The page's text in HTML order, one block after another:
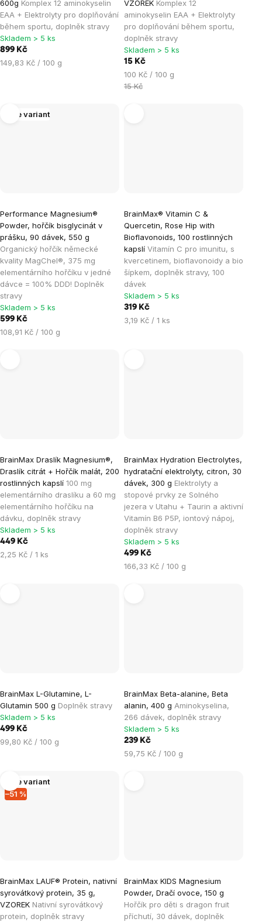
600g Komplex 12 aminokyselin
EAA + Elektrolyty pro doplňování
během sportu, doplněk stravy
Skladem > 5 ks
899 Kč
Měrná
149,83 Kč / 100 g
VZOREK Komplex 12
aminokyselin EAA + Elektrolyty
pro doplňování během sportu,
doplněk stravy
Skladem > 5 ks
15 Kč
Měrná
cena:
100 Kč / 100 g
15 Kč
Více variant
Performance Magnesium®
Powder, hořčík bisglycinát v
prášku, 90 dávek, 550 g
Organický hořčík německé
kvality MagChel®, 375 mg
elementárního hořčíku v jedné
dávce = 100% DDD! Doplněk
stravy
Skladem > 5 ks
599 Kč
Měrná
108,91 Kč / 100 g
BrainMax® Vitamin C &
Quercetin, Rose Hip with
Bioflavonoids, 100 rostlinných
kapslí Vitamín C pro imunitu, s
kvercetinem, bioflavonoidy a bio
šípkem, doplněk stravy, 100
dávek
Skladem > 5 ks
319 Kč
Měrná
3,19 Kč / 1 ks
BrainMax Draslík Magnesium®,
Draslík citrát + Hořčík malát, 200
rostlinných kapslí 100 mg
elementárního draslíku a 60 mg
elementárního hořčíku na
dávku, doplněk stravy
Skladem > 5 ks
449 Kč
Měrná
2,25 Kč / 1 ks
BrainMax Hydration Electrolytes,
hydratační elektrolyty, citron, 30
dávek, 300 g Elektrolyty a
stopové prvky ze Solného
jezera v Utahu + Taurin a aktivní
Vitamín B6 P5P, iontový nápoj,
doplněk stravy
Skladem > 5 ks
499 Kč
Měrná
166,33 Kč / 100 g
BrainMax L-Glutamine, L-
Glutamin 500 g Doplněk stravy
Skladem > 5 ks
499 Kč
Měrná
99,80 Kč / 100 g
BrainMax Beta-alanine, Beta
alanin, 400 g Aminokyselina,
266 dávek, doplněk stravy
Skladem > 5 ks
239 Kč
Měrná
59,75 Kč / 100 g
–51 %
Více variant
BrainMax LAUF® Protein, nativní
syrovátkový protein, 35 g,
VZOREK Nativní syrovátkový
protein, doplněk stravy
BrainMax KIDS Magnesium
Powder, Dračí ovoce, 150 g
Hořčík pro děti s dragon fruit
příchutí, 30 dávek, doplněk